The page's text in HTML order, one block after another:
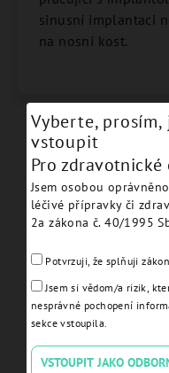
sinusní implantaci
na nosní kost.
Vyberte,
vstoupit
Pro
Jsem osobou
léčivé přípravky či
2a zákona č. 40/1995
Potvrzuji, že splňuji
Jsem si vědom/a rizik,
nesprávné pochopení
sekce vstoupila.
VSTOUPIT JAKO